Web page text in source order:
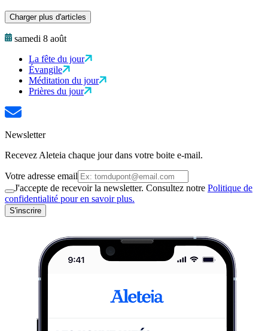
Charger plus d'articles
samedi 8 août
La fête du jour
Évangile
Méditation du jour
Prières du jour
Newsletter
Recevez Aleteia chaque jour dans votre boite e-mail.
Votre adresse email
J'accepte de recevoir la newsletter. Consultez notre Politique de
confidentialité pour en savoir plus.
S'inscrire